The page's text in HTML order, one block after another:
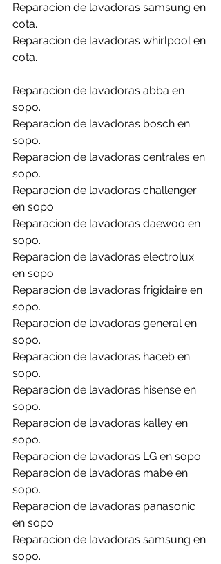
Reparacion de lavadoras samsung en
cota.
Reparacion de lavadoras whirlpool en
cota.
Reparacion de lavadoras abba en
sopo.
Reparacion de lavadoras bosch en
sopo.
Reparacion de lavadoras centrales en
sopo.
Reparacion de lavadoras challenger
en sopo.
Reparacion de lavadoras daewoo en
sopo.
Reparacion de lavadoras electrolux
en sopo.
Reparacion de lavadoras frigidaire en
sopo.
Reparacion de lavadoras general en
sopo.
Reparacion de lavadoras haceb en
sopo.
Reparacion de lavadoras hisense en
sopo.
Reparacion de lavadoras kalley en
sopo.
Reparacion de lavadoras LG en sopo.
Reparacion de lavadoras mabe en
sopo.
Reparacion de lavadoras panasonic
en sopo.
Reparacion de lavadoras samsung en
sopo.